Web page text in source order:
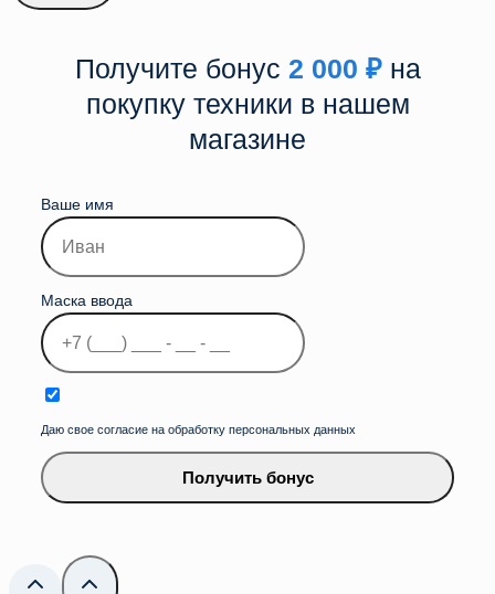
Получите бонус 2 000 ₽на
покупку техники в нашем
магазине
Ваше имя
Маска ввода
Даю свое согласие на обработку персональных данных
Получить бонус